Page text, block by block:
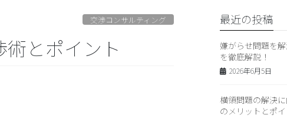
交渉コンサルティング
とポイント
最近の投稿
嫌がらせ問題を
を徹底解説！
2026年6月5日
横領問題の解決
のメリットとポ